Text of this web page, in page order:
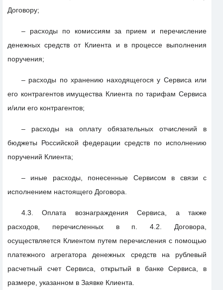
Договору;
– расходы по комиссиям за прием и перечисление
денежных средств от Клиента и в процессе выполнения
поручения;
– расходы по хранению находящегося у Сервиса или
его контрагентов имущества Клиента по тарифам Сервиса
и/или его контрагентов;
– расходы на оплату обязательных отчислений в
бюджеты Российской федерации средств по исполнению
поручений Клиента;
– иные расходы, понесенные Сервисом в связи с
исполнением настоящего Договора.
4.3. Оплата вознаграждения Сервиса, а также
расходов, перечисленных в п. 4.2. Договора,
осуществляется Клиентом путем перечисления с помощью
платежного агрегатора денежных средств на рублевый
расчетный счет Сервиса, открытый в банке Сервиса, в
размере, указанном в Заявке Клиента.